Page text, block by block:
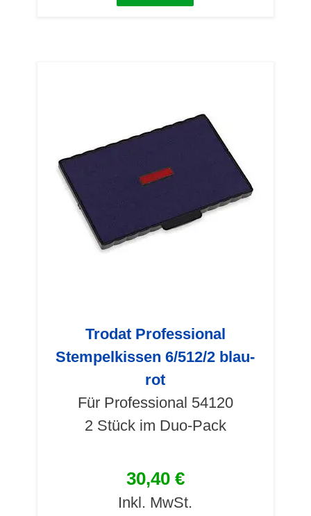
Trodat Professional
Stempelkissen 6/512/2 blau-
rot
Für Professional 54120
2 Stück im Duo-Pack
30,40 €
Inkl. MwSt.